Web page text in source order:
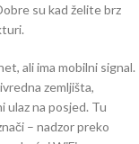
su kad želite brz
ali ima mobilni signal.
zemljišta,
ulaz na posjed. Tu
– nadzor preko